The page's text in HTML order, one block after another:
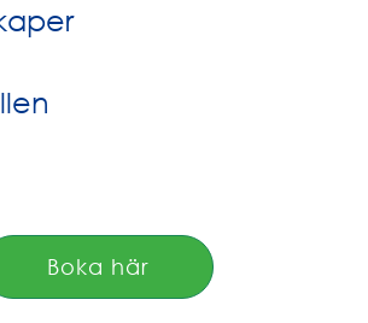
Boka här